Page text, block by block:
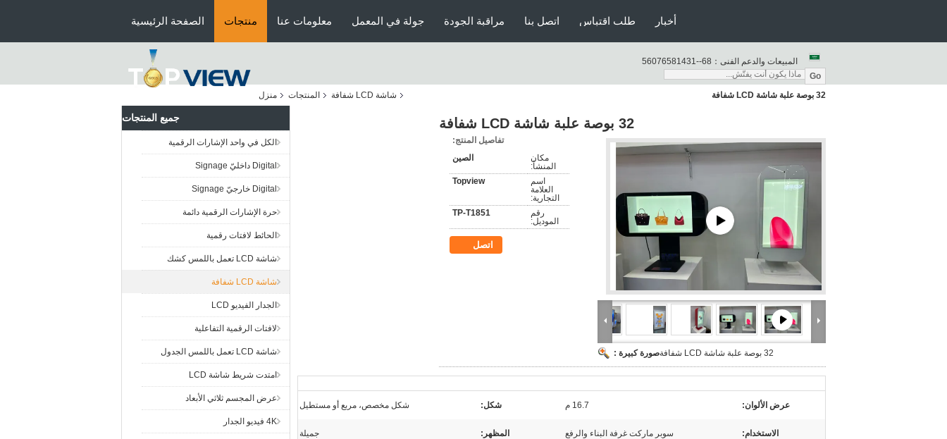
الصفحة الرئيسية منتجات معلومات عنا جولة في المعمل مراقبة الجودة اتصل بنا طلب اقتباس أخبار
المبيعات والدعم الفنى： 86--13418567065
Go
منزل
المنتجات شاشة LCD شفافة 32 بوصة علبة شاشة LCD شفافة
جميع المنتجات
الكل في واحد الإشارات الرقمية
Digital داخليّ Signage
Digital خارجيّ Signage
حرة الإشارات الرقمية دائمة
الحائط لافتات رقمية
شاشة LCD تعمل باللمس كشك
شاشة LCD شفافة
الجدار الفيديو LCD
لافتات الرقمية التفاعلية
شاشة LCD تعمل باللمس الجدول
امتدت شريط شاشة LCD
عرض المجسم ثلاثي الأبعاد
4K فيديو الجدار
32 بوصة علبة شاشة LCD شفافة
صورة كبيرة : 32 بوصة علبة شاشة LCD شفافة
تفاصيل المنتج:
مكان
المنشأ:
الصين
اسم
العلامة
التجارية:
Topview
رقم
الموديل:
TP-T1851
اتصل
عرض الألوان: 16.7 م شكل: شكل مخصص، مربع أو مستطيل
الاستخدام: سوبر ماركت غرفة البناء والرفع المظهر: جميلة